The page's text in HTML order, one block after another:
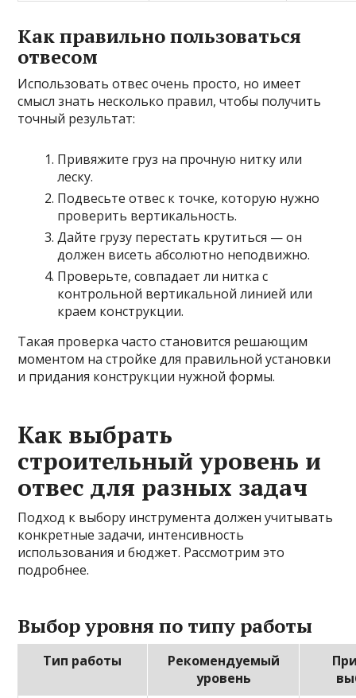
Как правильно пользоваться
отвесом
Использовать отвес очень просто, но имеет
смысл знать несколько правил, чтобы получить
точный результат:
Привяжите груз на прочную нитку или
леску.
Подвесьте отвес к точке, которую нужно
проверить вертикальность.
Дайте грузу перестать крутиться — он
должен висеть абсолютно неподвижно.
Проверьте, совпадает ли нитка с
контрольной вертикальной линией или
краем конструкции.
Такая проверка часто становится решающим
моментом на стройке для правильной установки
и придания конструкции нужной формы.
Как выбрать
строительный уровень и
отвес для разных задач
Подход к выбору инструмента должен учитывать
конкретные задачи, интенсивность
использования и бюджет. Рассмотрим это
подробнее.
Выбор уровня по типу работы
Тип работы
Рекомендуемый
уровень